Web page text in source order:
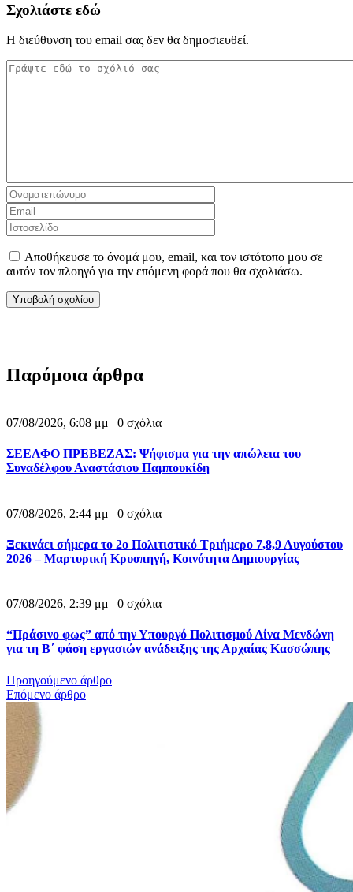
Σχολιάστε εδώ
Η διεύθυνση του email σας δεν θα δημοσιευθεί.
Αποθήκευσε το όνομά μου, email, και τον ιστότοπο μου σε
αυτόν τον πλοηγό για την επόμενη φορά που θα σχολιάσω.
Παρόμοια άρθρα
07/08/2026, 6:08 μμ | 0 σχόλια
ΣΕΕΛΦΟ ΠΡΕΒΕΖΑΣ: Ψήφισμα για την απώλεια του
Συναδέλφου Αναστάσιου Παμπουκίδη
07/08/2026, 2:44 μμ | 0 σχόλια
Ξεκινάει σήμερα το 2ο Πολιτιστικό Τριήμερο 7,8,9 Αυγούστου
2026 – Μαρτυρική Κρυοπηγή, Κοινότητα Δημιουργίας
07/08/2026, 2:39 μμ | 0 σχόλια
“Πράσινο φως” από την Υπουργό Πολιτισμού Λίνα Μενδώνη
για τη Β΄ φάση εργασιών ανάδειξης της Αρχαίας Κασσώπης
Προηγούμενο άρθρο
Επόμενο άρθρο